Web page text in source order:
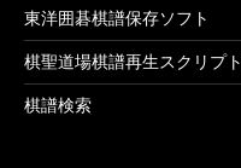
東洋囲碁棋譜保存ソフト
棋聖道場棋譜再生スクリプト
棋譜検索